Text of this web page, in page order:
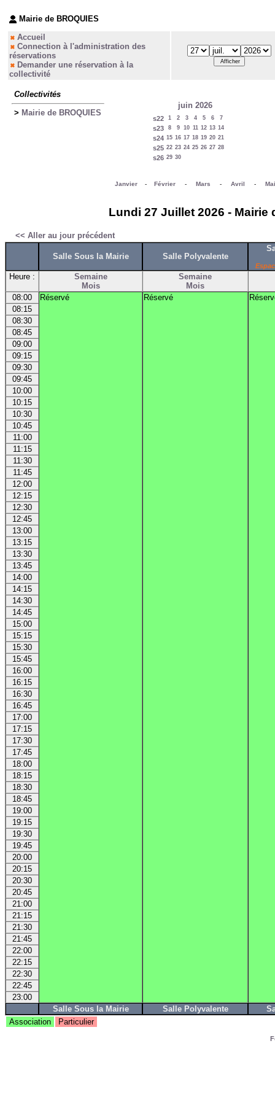
Mairie de BROQUIES
Accueil
Connection à l'administration des
réservations
Demander une réservation à la
collectivité
Collectivités
> Mairie de BROQUIES
juin 2026
s22 1 2 3 4 5 6 7
s23 8 9 10 11 12 13 14
s24 15 16 17 18 19 20 21
s25 22 23 24 25 26 27 28
s26 29 30
Janvier- Février- Mars - Avril - Mai
Lundi 27 Juillet 2026 - Mairie
<< Aller au jour précédent
Salle Sous la Mairie Salle Polyvalente
Heure :
Semaine
Mois
Semaine
Mois
08:00
Réservé Réservé
08:15
08:30
08:45
09:00
09:15
09:30
09:45
10:00
10:15
10:30
10:45
11:00
11:15
11:30
11:45
12:00
12:15
12:30
12:45
13:00
13:15
13:30
13:45
14:00
14:15
14:30
14:45
15:00
15:15
15:30
15:45
16:00
16:15
16:30
16:45
17:00
17:15
17:30
17:45
18:00
18:15
18:30
18:45
19:00
19:15
19:30
19:45
20:00
20:15
20:30
20:45
21:00
21:15
21:30
21:45
22:00
22:15
22:30
22:45
23:00
Salle Sous la Mairie
Salle Polyvalente
Association
Particulier